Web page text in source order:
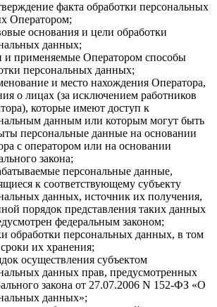
факта обработки персональных
Оператором;
основания и цели обработки
данных;
и применяемые Оператором способы
персональных данных;
и место нахождения Оператора,
о лицах (за исключением работников
которые имеют доступ к
данным или которым могут быть
персональные данные на основании
с оператором или на основании
закона;
персональные данные,
к соответствующему субъекту
данных, источник их получения,
порядок представления таких данных
федеральным законом;
обработки персональных данных, в том
их хранения;
осуществления субъектом
данных прав, предусмотренных
закона от 27.07.2006 N 152-ФЗ «О
данных»;